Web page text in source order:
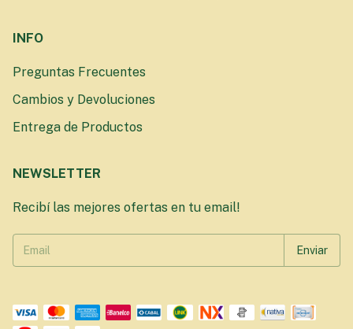
INFO
Preguntas Frecuentes
Cambios y Devoluciones
Entrega de Productos
NEWSLETTER
Recibí las mejores ofertas en tu email!